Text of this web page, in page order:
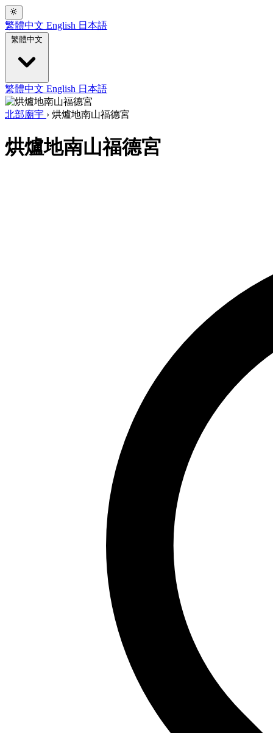
繁體中文 English 日本語
繁體中文
繁體中文 English 日本語
北部廟宇 › 烘爐地南山福德宮
烘爐地南山福德宮